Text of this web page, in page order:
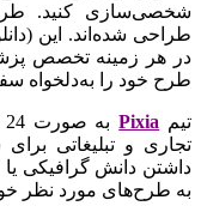
طراحی شده‌اند. این
در هر زمینه تخصص
طرح خود را به‌دلخواه
تیم Pixia
تجاری و تبلیغاتی
داشتن دانش گرافیکی یا
به طرح‌های مورد نظر